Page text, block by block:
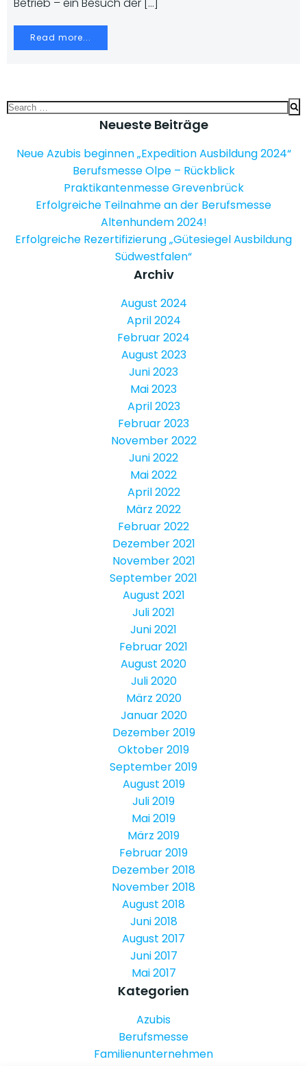
Read more...
Search
Neueste Beiträge
Neue Azubis beginnen „Expedition Ausbildung 2024“
Berufsmesse Olpe – Rückblick
Praktikantenmesse Grevenbrück
Erfolgreiche Teilnahme an der Berufsmesse
Altenhundem 2024!
Erfolgreiche Rezertifizierung „Gütesiegel Ausbildung
Südwestfalen“
Archiv
August 2024
April 2024
Februar 2024
August 2023
Juni 2023
Mai 2023
April 2023
Februar 2023
November 2022
Juni 2022
Mai 2022
April 2022
März 2022
Februar 2022
Dezember 2021
November 2021
September 2021
August 2021
Juli 2021
Juni 2021
Februar 2021
August 2020
Juli 2020
März 2020
Januar 2020
Dezember 2019
Oktober 2019
September 2019
August 2019
Juli 2019
Mai 2019
März 2019
Februar 2019
Dezember 2018
November 2018
August 2018
Juni 2018
August 2017
Juni 2017
Mai 2017
Kategorien
Azubis
Berufsmesse
Familienunternehmen